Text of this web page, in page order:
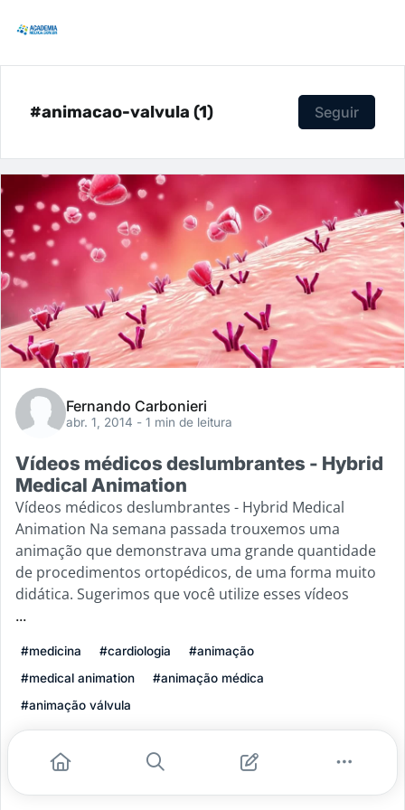
#animacao-valvula (1) Seguir
Fernando Carbonieri
abr. 1, 2014 - 1 min de leitura
Vídeos médicos deslumbrantes - Hybrid
Medical Animation
Vídeos médicos deslumbrantes - Hybrid Medical
Animation Na semana passada trouxemos uma
animação que demonstrava uma grande quantidade
de procedimentos ortopédicos, de uma forma muito
didática. Sugerimos que você utilize esses vídeos
...
#medicina #cardiologia
#animação
#medical animation
#animação médica
#animação válvula
Leia mais